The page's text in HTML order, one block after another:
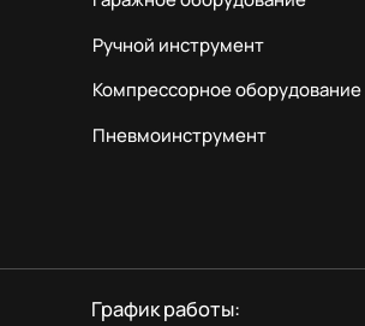
Ручной инструмент
Компрессорное оборудование
Пневмоинструмент
График работы: